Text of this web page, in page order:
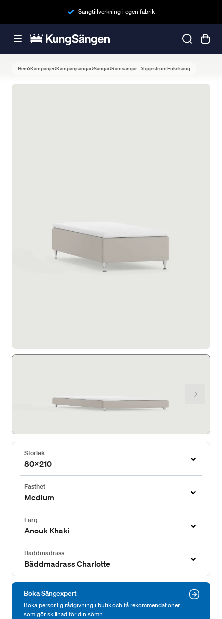
Sängtillverkning i egen fabrik
Hem Kampanjer Kampanjsängar Sängar Ramsängar Iggeström Enkelsäng
Storlek
80x210
Fasthet
Medium
Färg
Anouk Khaki
Bäddmadrass
Bäddmadrass Charlotte
Boka Sängexpert
Boka personlig rådgivning i butik och få rekommendationer
som gör skillnad för din sömn.